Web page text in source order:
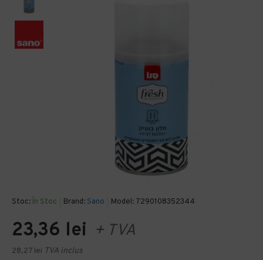
Stoc: În Stoc Brand: Sano Model: 7290108352344
23,36 lei + TVA
28,27 lei TVA inclus